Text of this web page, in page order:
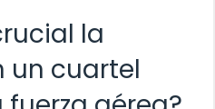
la
un cuartel